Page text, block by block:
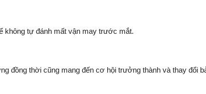
không tự đánh mất vận may trước mắt.
đồng thời cũng mang đến cơ hội trưởng thành và thay đổi